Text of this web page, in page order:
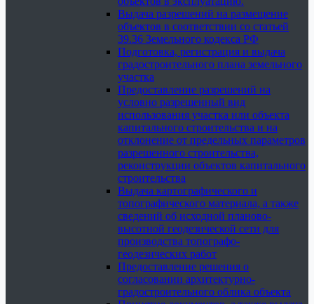
Выдача разрешений на размещение
объектов в соответствии со статьей
39.36 Земельного кодекса РФ
Подготовка, регистрация и выдача
градостроительного плана земельного
участка
Предоставление разрешений на
условно разрешенный вид
использования участка или объекта
капитального строительства и на
отклонение от предельных параметров
разрешенного строительства,
реконструкции объектов капитального
строительства
Выдача картографического и
топографического материала, а также
сведений об исходной планово-
высотной геодезической сети для
производства топографо-
геодезических работ
Предоставление решения о
согласовании архитектурно-
градостроительного облика объекта